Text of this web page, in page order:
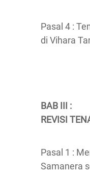
Pasal 4 :
di Vihara
BAB III :
REVISI
Pasal 1 :
Samanera